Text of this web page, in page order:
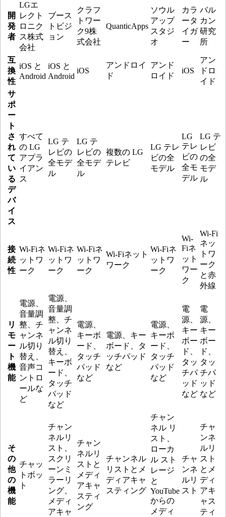
開
発
者
LGエ
レクト
ロニク
ス株式
会社
ブース
トビジ
ョン
クラフ
トワー
ク9株
式会社
QuanticApps
ソウル
アップ
スタジ
オ
カラ
ータ
イガ
ー
バル
カン
研究
所
互
換
性
iOS と
Android
iOS と
Android
iOS
アンドロイ
ド
アンド
ロイド
iOS
アン
ドロ
イド
サ
ポ
ー
ト
さ
れ
て
い
る
デ
バ
イ
ス
すべて
の LG
アプラ
イアン
ス
LG テ
レビの
全モデ
ル
LG テ
レビの
全モデ
ル
複数の LG
テレビ
LG テレ
ビの全
モデル
LG
テレ
ビの
全モ
デル
LG テ
レビ
の全
モデ
ル
接
続
性
Wi-Fiネ
ットワ
ーク
Wi-Fiネ
ットワ
ーク
Wi-Fiネ
ットワ
ーク
Wi-Fiネット
ワーク
Wi-Fiネ
ットワ
ーク
Wi-
Fiネ
ット
ワー
ク
Wi-Fi
ネッ
トワ
ーク
と赤
外線
リ
モ
ー
ト
機
能
電源、
音量調
整、チ
ャンネ
ル切り
替え、
音声コ
ントロ
ールな
ど
電源、
音量調
整、チ
ャンネ
ル切り
替え、
キーボ
ード、
タッチ
パッド
など
電源、
キーボ
ード、
タッチ
パッド
など
電源、キー
ボード、タ
ッチパッド
など
電源、
キーボ
ード、
タッチ
パッド
など
電
源、
キー
ボー
ド、
タッ
チパ
ッド
など
電
源、
キー
ボー
ド、
タッ
チパ
ッド
など
そ
の
他
の
機
能
チャッ
トボッ
ト
チャン
ネルリ
スト、
スクリ
ーンミ
ラーリ
ング、
メディ
アキャ
チャン
ネルリ
ストと
メディ
アキャ
スティ
ング
チャンネル
リストとメ
ディアキャ
スティング
チャン
ネル リ
スト、
ローカ
ル スト
レージ
と
YouTube
からの
メディ
チャ
ンネ
ルリ
スト
チャ
ンネ
ルリ
スト
とメ
ディ
アキ
ャス
ティ